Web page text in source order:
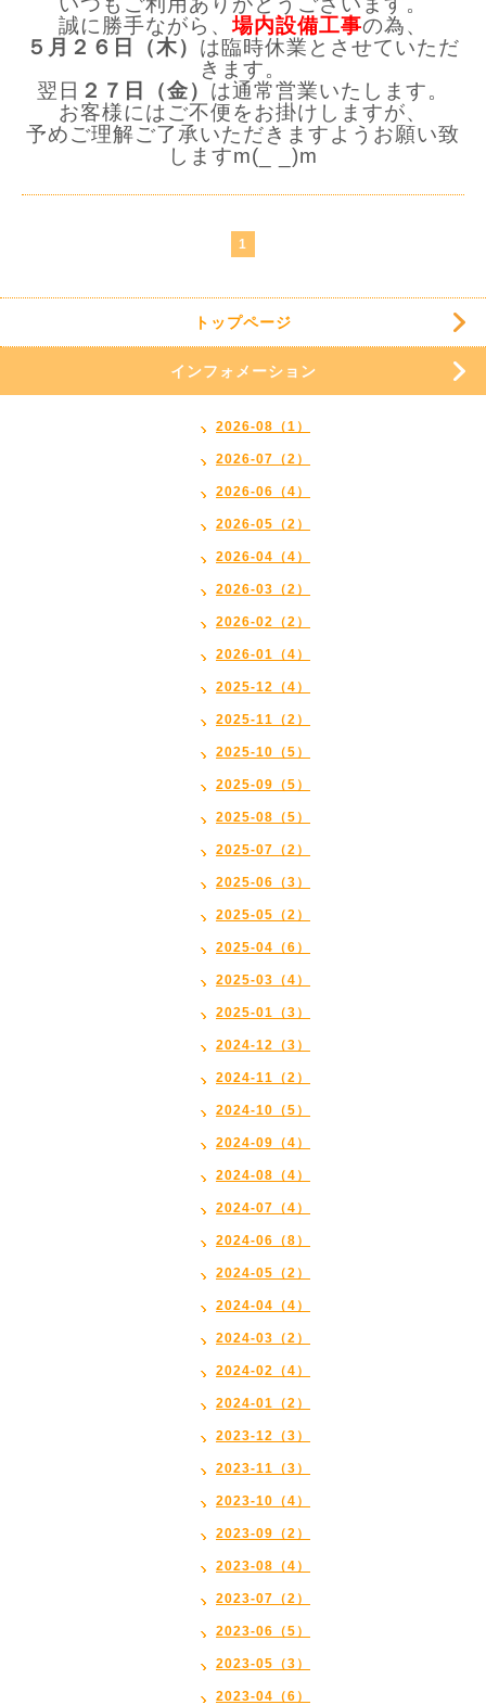
誠に勝手ながら、場内設備工事の為、
５月２６日（木） は臨時休業とさせていただ
きます。
翌日 ２７日（金） は通常営業いたします。
お客様にはご不便をお掛けしますが、
予めご理解ご了承いただきますようお願い致
しますm(_ _)m
1
トップページ
インフォメーション
2026-08（1）
2026-07（2）
2026-06（4）
2026-05（2）
2026-04（4）
2026-03（2）
2026-02（2）
2026-01（4）
2025-12（4）
2025-11（2）
2025-10（5）
2025-09（5）
2025-08（5）
2025-07（2）
2025-06（3）
2025-05（2）
2025-04（6）
2025-03（4）
2025-01（3）
2024-12（3）
2024-11（2）
2024-10（5）
2024-09（4）
2024-08（4）
2024-07（4）
2024-06（8）
2024-05（2）
2024-04（4）
2024-03（2）
2024-02（4）
2024-01（2）
2023-12（3）
2023-11（3）
2023-10（4）
2023-09（2）
2023-08（4）
2023-07（2）
2023-06（5）
2023-05（3）
2023-04（6）